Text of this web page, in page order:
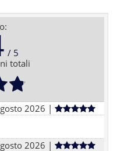
totali
2026 |
2026 |